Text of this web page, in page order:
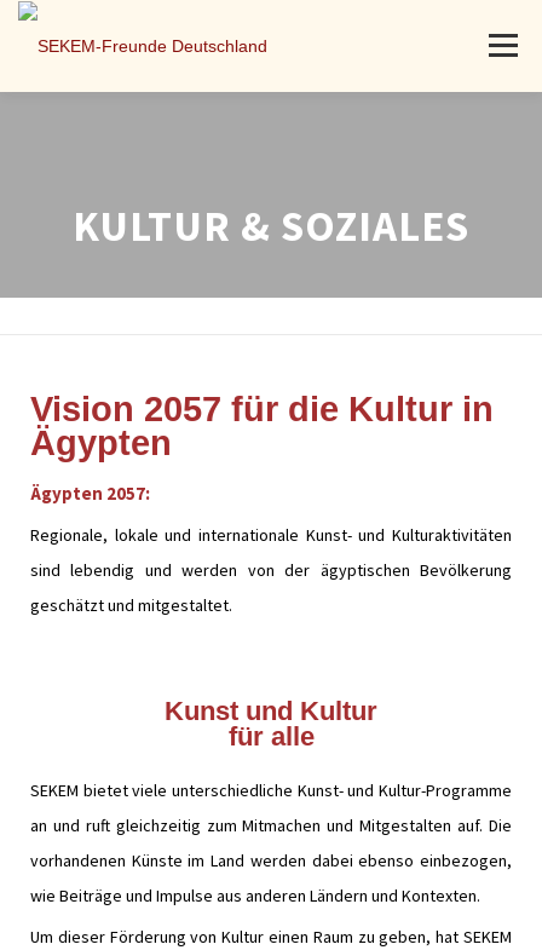
Menü
SPENDEN KONTAKT
KULTUR & SOZIALES
Vision 2057 für die Kultur in
Ägypten
Ägypten 2057:
Regionale, lokale und internationale Kunst- und Kulturaktivitäten
sind lebendig und werden von der ägyptischen Bevölkerung
geschätzt und mitgestaltet.
Kunst und Kultur
für alle
SEKEM bietet viele unterschiedliche Kunst- und Kultur-Programme
an und ruft gleichzeitig zum Mitmachen und Mitgestalten auf. Die
vorhandenen Künste im Land werden dabei ebenso einbezogen,
wie Beiträge und Impulse aus anderen Ländern und Kontexten.
Um dieser Förderung von Kultur einen Raum zu geben, hat SEKEM